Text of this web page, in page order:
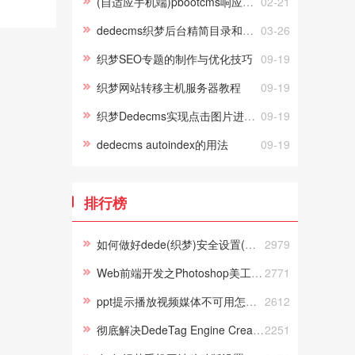
03-26
dedecms织梦后台精简目录和安全具体需要删除哪些文件？
09-19
织梦SEO专题的制作与优化技巧
09-19
织梦网站转移主机服务器教程
09-19
织梦Dedecms实现点击图片进入下一页
09-19
dedecms autoindex的用法
排行榜
2979
如何做好dede(织梦)安全设置(史上最全)
2771
Web前端开发之Photoshop美工切片Photoshop视频教程
2612
ppt提示播放视频媒体不可用怎么办
2251
彻底解决DedeTag Engine Create File False的方法